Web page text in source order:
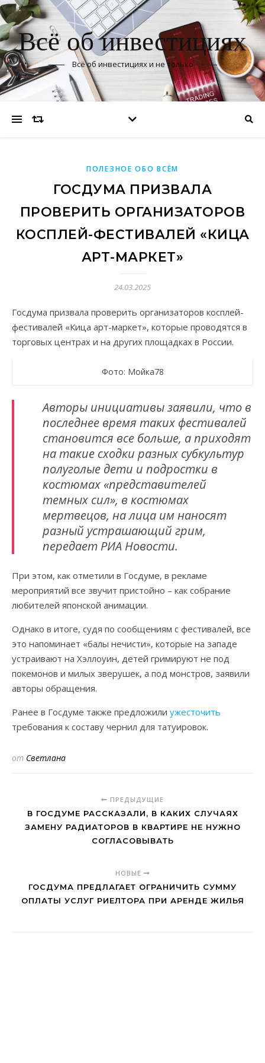
Всё об инвестициях
Всё об инвестициях и не только
ПОЛЕЗНОЕ ОБО ВСЁМ
ГОСДУМА ПРИЗВАЛА
ПРОВЕРИТЬ ОРГАНИЗАТОРОВ
КОСПЛЕЙ-ФЕСТИВАЛЕЙ «КИЦА
АРТ-МАРКЕТ»
24.03.2025
Госдума призвала проверить организаторов косплей-
фестивалей «Кица арт-маркет», которые проводятся в
торговых центрах и на других площадках в России.
Фото: Мойка78
Авторы инициативы заявили, что в
последнее время таких фестивалей
становится все больше, а приходят
на такие сходки разных субкультур
полуголые дети и подростки в
костюмах «представителей
темных сил», в костюмах
мертвецов, на лица им наносят
разный устрашающий грим,
передает РИА Новости.
При этом, как отметили в Госдуме, в рекламе
мероприятий все звучит пристойно – как собрание
любителей японской анимации.
Однако в итоге, судя по сообщениям с фестивалей, все
это напоминает «балы нечисти», которые на западе
устраивают на Хэллоуин, детей гримируют не под
покемонов и милых зверушек, а под монстров, заявили
авторы обращения.
Ранее в Госдуме также предложили ужесточить
требования к составу чернил для татуировок.
от Светлана
ПРЕДЫДУЩИЕ
В ГОСДУМЕ РАССКАЗАЛИ, В КАКИХ СЛУЧАЯХ
ЗАМЕНУ РАДИАТОРОВ В КВАРТИРЕ НЕ НУЖНО
СОГЛАСОВЫВАТЬ
НОВЫЕ
ГОСДУМА ПРЕДЛАГАЕТ ОГРАНИЧИТЬ СУММУ
ОПЛАТЫ УСЛУГ РИЕЛТОРА ПРИ АРЕНДЕ ЖИЛЬЯ